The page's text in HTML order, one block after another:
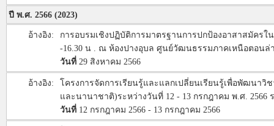
ปี พ.ศ. 2566 (2023)
อ้างอิง:
การอบรมเชิงปฏิบัติการมาตรฐานการปกป้องอาสาสมัครในง
-16.30 น . ณ ห้องปางอุบล ศูนย์วัฒนธรรมภาคเหนือตอนล่
วันที่ 29 สิงหาคม 2566
อ้างอิง:
โครงการจัดการเรียนรู้และแลกเปลี่ยนเรียนรู้เพื่อพัฒนา
และนานาชาติ)ระหว่างวันที่ 12 - 13 กรกฎาคม พ.ศ. 2566
วันที่ 12 กรกฎาคม 2566 - 13 กรกฎาคม 2566